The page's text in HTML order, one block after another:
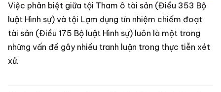
Việc phân biệt giữa tội Tham ô tài sản (Điều 353 Bộ
luật Hình sự) và tội Lạm dụng tín nhiệm chiếm đoạt
tài sản (Điều 175 Bộ luật Hình sự) luôn là một trong
những vấn đề gây nhiều tranh luận trong thực tiễn xét
xử.